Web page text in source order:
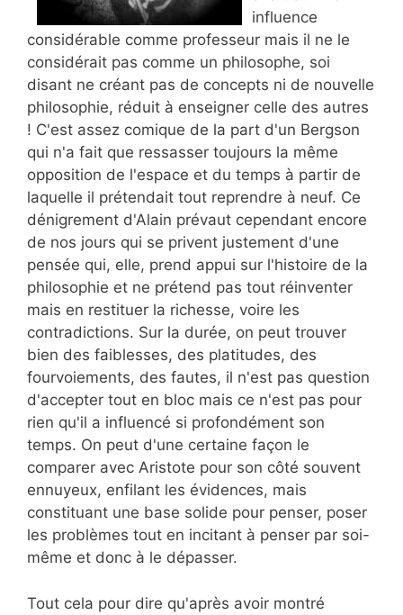
influence
considérable comme professeur mais il ne le
considérait pas comme un philosophe, soi
disant ne créant pas de concepts ni de nouvelle
philosophie, réduit à enseigner celle des autres
! C'est assez comique de la part d'un Bergson
qui n'a fait que ressasser toujours la même
opposition de l'espace et du temps à partir de
laquelle il prétendait tout reprendre à neuf. Ce
dénigrement d'Alain prévaut cependant encore
de nos jours qui se privent justement d'une
pensée qui, elle, prend appui sur l'histoire de la
philosophie et ne prétend pas tout réinventer
mais en restituer la richesse, voire les
contradictions. Sur la durée, on peut trouver
bien des faiblesses, des platitudes, des
fourvoiements, des fautes, il n'est pas question
d'accepter tout en bloc mais ce n'est pas pour
rien qu'il a influencé si profondément son
temps. On peut d'une certaine façon le
comparer avec Aristote pour son côté souvent
ennuyeux, enfilant les évidences, mais
constituant une base solide pour penser, poser
les problèmes tout en incitant à penser par soi-
même et donc à le dépasser.
Tout cela pour dire qu'après avoir montré